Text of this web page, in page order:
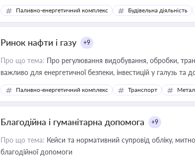
інфраструктурних проєктів
Паливно-енергетичний комплекс Будівельна діяльність
Ринок нафти і газу +9
Про що тема: Про регулювання видобування, обробки,
важливо для енергетичної безпеки, інвестицій у галузь та
Паливно-енергетичний комплекс Транспорт
Благодійна і гуманітарна допомога +9
Про що тема: Кейси та нормативний супровід обліку,
благодійної допомоги